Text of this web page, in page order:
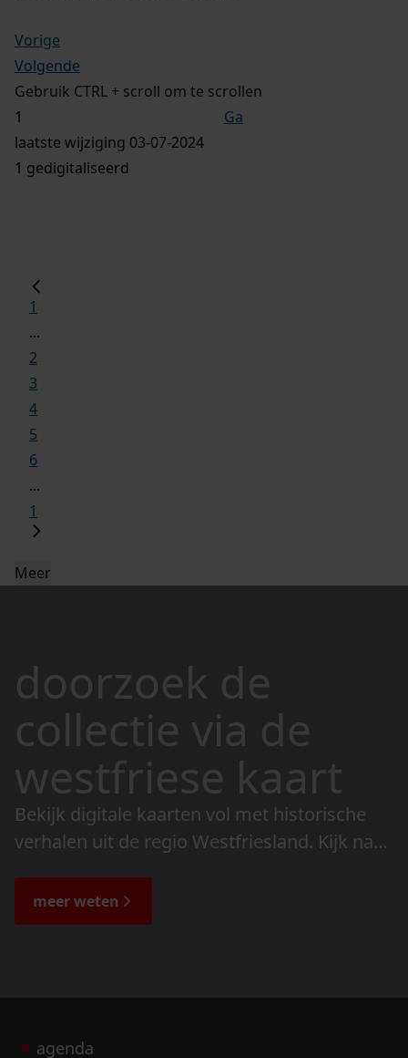
Vorige
Volgende
Gebruik CTRL + scroll om te scrollen
Ga
laatste wijziging 03-07-2024
1 gedigitaliseerd
1
...
2
3
4
5
6
...
1
Meer
doorzoek de
collectie via de
westfriese kaart
Bekijk digitale kaarten vol met historische
verhalen uit de regio Westfriesland. Kijk naar
de bijzondere verhalen.
meer weten
agenda